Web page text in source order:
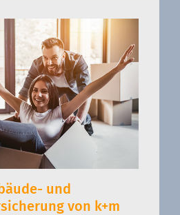
und
von k+m